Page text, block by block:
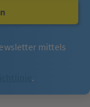
mittels
.